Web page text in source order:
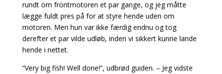
rundt om frontmotoren et par gange, og jeg måtte
lægge fuldt pres på for at styre hende uden om
motoren. Men hun var ikke færdig endnu og tog
derefter et par vilde udløb, inden vi sikkert kunne lande
hende i nettet.
”Very big fish! Well done!”, udbrød guiden. – Jeg vidste